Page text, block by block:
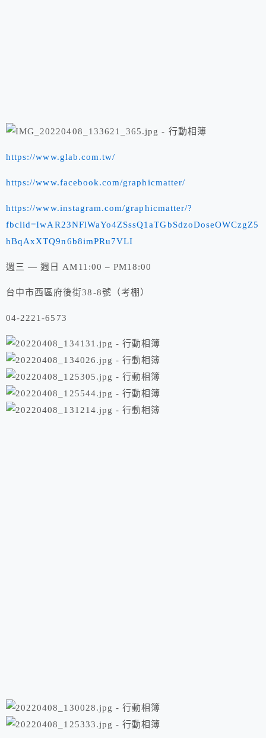
https://www.glab.com.tw/
https://www.facebook.com/graphicmatter/
https://www.instagram.com/graphicmatter/?
fbclid=IwAR23NFlWaYo4ZSssQ1aTGbSdzoDoseOWCzgZ5
hBqAxXTQ9n6b8imPRu7VLI
週三 — 週日 AM11:00 – PM18:00
台中市⻄區府後街38-8號（考棚）
04-2221-6573